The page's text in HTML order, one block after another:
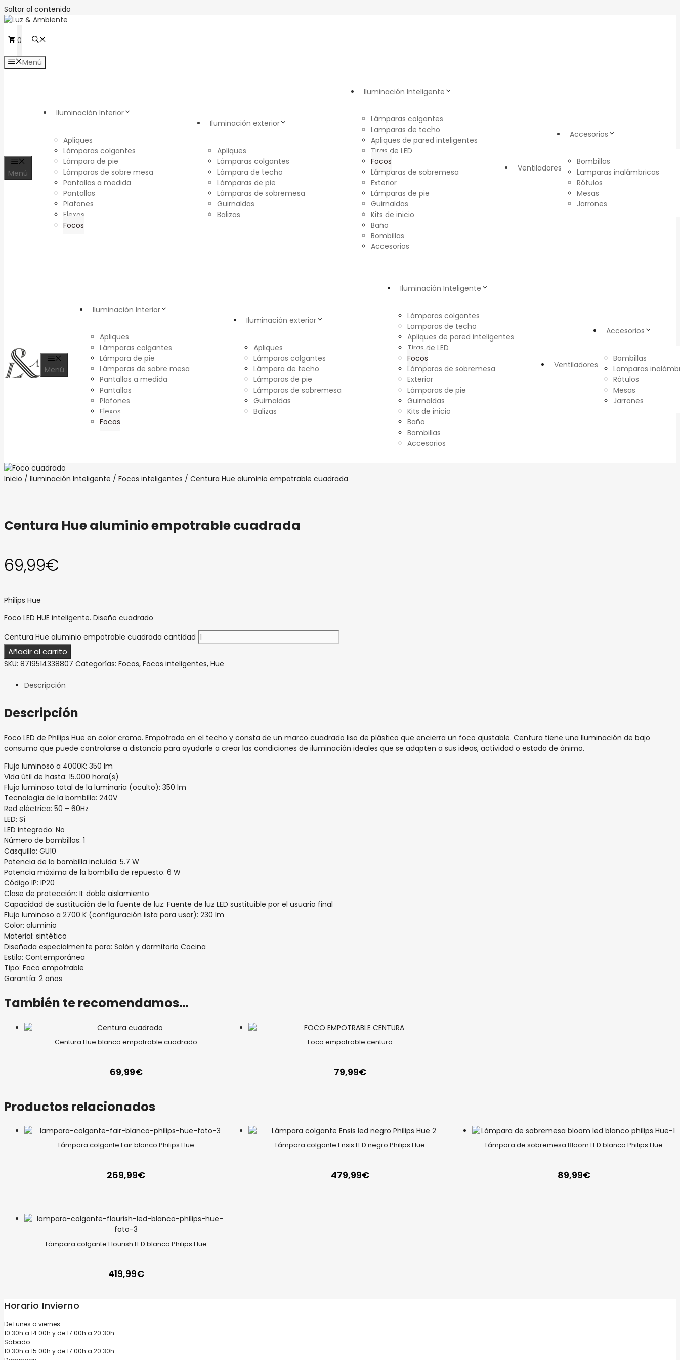
Saltar al contenido
0
Menú
Menú
Iluminación Interior
Apliques
Lámparas colgantes
Lámpara de pie
Lámparas de sobre mesa
Pantallas a medida
Pantallas
Plafones
Flexos
Focos
Iluminación exterior
Apliques
Lámparas colgantes
Lámpara de techo
Lámparas de pie
Lámparas de sobremesa
Guirnaldas
Balizas
Iluminación Inteligente
Lámparas colgantes
Lamparas de techo
Apliques de pared inteligentes
Tiras de LED
Focos
Lámparas de sobremesa
Exterior
Lámparas de pie
Guirnaldas
Kits de inicio
Baño
Bombillas
Accesorios
Ventiladores
Accesorios
Bombillas
Lamparas inalámbricas
Rótulos
Mesas
Jarrones
Menú
Iluminación Interior
Apliques
Lámparas colgantes
Lámpara de pie
Lámparas de sobre mesa
Pantallas a medida
Pantallas
Plafones
Flexos
Focos
Iluminación exterior
Apliques
Lámparas colgantes
Lámpara de techo
Lámparas de pie
Lámparas de sobremesa
Guirnaldas
Balizas
Iluminación Inteligente
Lámparas colgantes
Lamparas de techo
Apliques de pared inteligentes
Tiras de LED
Focos
Lámparas de sobremesa
Exterior
Lámparas de pie
Guirnaldas
Kits de inicio
Baño
Bombillas
Accesorios
Ventiladores
Accesorios
Bombillas
Lamparas
Rótulos
Mesas
Jarrones
Inicio / Iluminación Inteligente / Focos inteligentes / Centura Hue aluminio empotrable cuadrada
Centura Hue aluminio empotrable cuadrada
69,99€
Philips Hue
Foco LED HUE inteligente. Diseño cuadrado
Centura Hue aluminio empotrable cuadrada cantidad
Añadir al carrito
SKU: 8719514338807 Categorías: Focos, Focos inteligentes, Hue
Descripción
Descripción
Foco LED de Philips Hue en color cromo. Empotrado en el techo y consta de un marco cuadrado liso de plástico que encierra un foco ajustable. Centura tiene una Iluminación de bajo
consumo que puede controlarse a distancia para ayudarle a crear las condiciones de iluminación ideales que se adapten a sus ideas, actividad o estado de ánimo.
Flujo luminoso a 4000K: 350 lm
Vida útil de hasta: 15.000 hora(s)
Flujo luminoso total de la luminaria (oculto): 350 lm
Tecnología de la bombilla: 240V
Red eléctrica: 50 – 60Hz
LED: Sí
LED integrado: No
Número de bombillas: 1
Casquillo: GU10
Potencia de la bombilla incluida: 5.7 W
Potencia máxima de la bombilla de repuesto: 6 W
Código IP: IP20
Clase de protección: II: doble aislamiento
Capacidad de sustitución de la fuente de luz: Fuente de luz LED sustituible por el usuario final
Flujo luminoso a 2700 K (configuración lista para usar): 230 lm
Color: aluminio
Material: sintético
Diseñada especialmente para: Salón y dormitorio Cocina
Estilo: Contemporánea
Tipo: Foco empotrable
Garantía: 2 años
También te recomendamos…
Centura Hue blanco empotrable cuadrado
69,99€
Foco empotrable centura
79,99€
Productos relacionados
Lámpara colgante Fair blanco Philips Hue
269,99€
Lámpara colgante Ensis LED negro Philips Hue
479,99€
Lámpara de sobremesa Bloom LED blanco Philips Hue
89,99€
Lámpara colgante Flourish LED blanco Philips Hue
419,99€
Horario Invierno
De Lunes a viernes
10:30h a 14:00h y de 17:00h a 20:30h
Sábado:
10:30h a 15:00h y de 17:00h a 20:30h